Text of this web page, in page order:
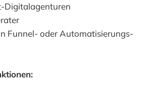
Digitalagenturen
Funnel- oder Automatisierungs-